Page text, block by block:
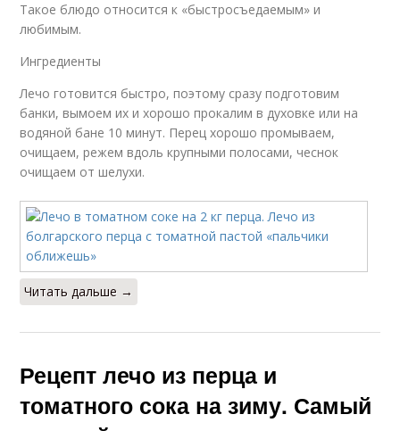
Такое блюдо относится к «быстросъедаемым» и
любимым.
Ингредиенты
Лечо готовится быстро, поэтому сразу подготовим
банки, вымоем их и хорошо прокалим в духовке или на
водяной бане 10 минут. Перец хорошо промываем,
очищаем, режем вдоль крупными полосами, чеснок
очищаем от шелухи.
Читать дальше →
Рецепт лечо из перца и
томатного сока на зиму. Самый